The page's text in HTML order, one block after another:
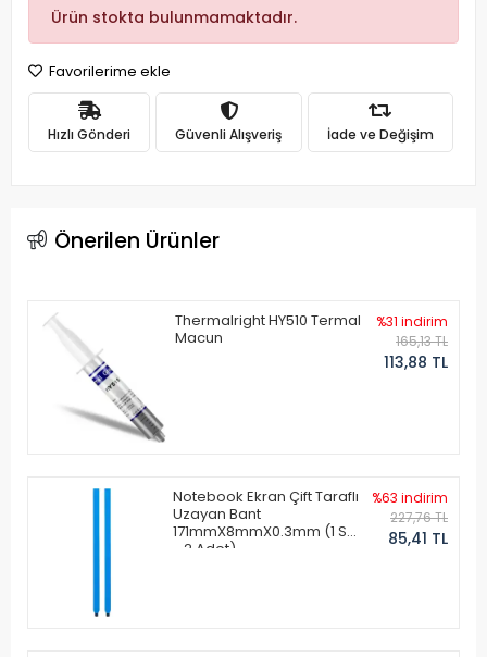
Ürün stokta bulunmamaktadır.
Favorilerime ekle
Hızlı Gönderi Güvenli Alışveriş İade ve Değişim
Önerilen Ürünler
Thermalright HY510 Termal
Macun
%31 indirim
165,13 TL
113,88 TL
Notebook Ekran Çift Taraflı
Uzayan Bant
171mmX8mmX0.3mm (1 Set
- 2 Adet)
%63 indirim
227,76 TL
85,41 TL